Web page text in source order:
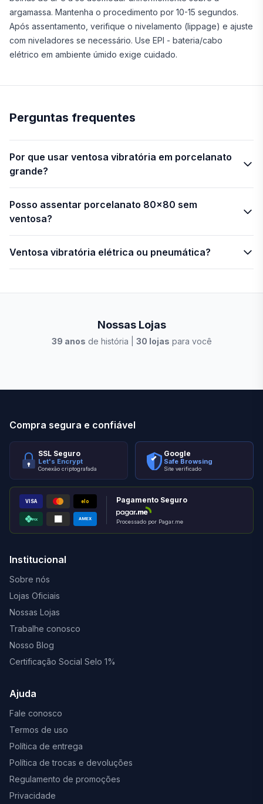
argamassa. Mantenha o procedimento por 10-15 segundos.
Após assentamento, verifique o nivelamento (lippage) e ajuste
com niveladores se necessário. Use EPI - bateria/cabo
elétrico em ambiente úmido exige cuidado.
Perguntas frequentes
Por que usar ventosa vibratória em porcelanato
grande?
Posso assentar porcelanato 80x80 sem
ventosa?
Ventosa vibratória elétrica ou pneumática?
Nossas Lojas
39 anos de história | 30 lojas para você
Compra segura e confiável
SSL Seguro
Let's Encrypt
Conexão criptografada
Google
Safe Browsing
Site verificado
VISA elo
PIX AMEX
Pagamento Seguro
Processado por Pagar.me
Institucional
Sobre nós
Lojas Oficiais
Nossas Lojas
Trabalhe conosco
Nosso Blog
Certificação Social Selo 1%
Ajuda
Fale conosco
Termos de uso
Política de entrega
Política de trocas e devoluções
Regulamento de promoções
Privacidade